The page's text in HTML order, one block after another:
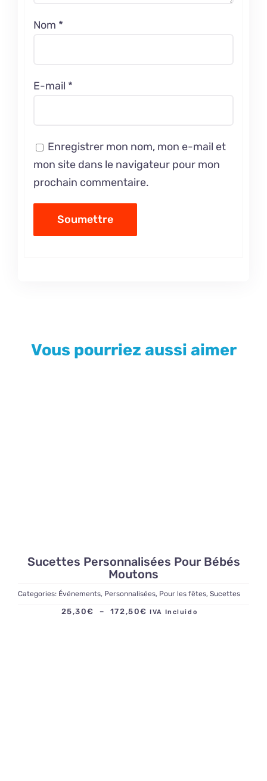
Nom *
E-mail *
Enregistrer mon nom, mon e-mail et
mon site dans le navigateur pour mon
prochain commentaire.
Vous pourriez aussi aimer
Sucettes Personnalisées Pour Bébés
Moutons
Categories: Événements, Personnalisées, Pour les fêtes, Sucettes
25,30€ – 172,50€ Plage
IVA Incluido